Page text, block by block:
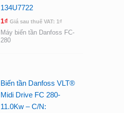
134U7722
1₫ Giá sau thuế VAT: 1 ₫
Máy biến tần Danfoss FC-
280
Biến tần Danfoss VLT®
Midi Drive FC 280-
11.0Kw – C/N: